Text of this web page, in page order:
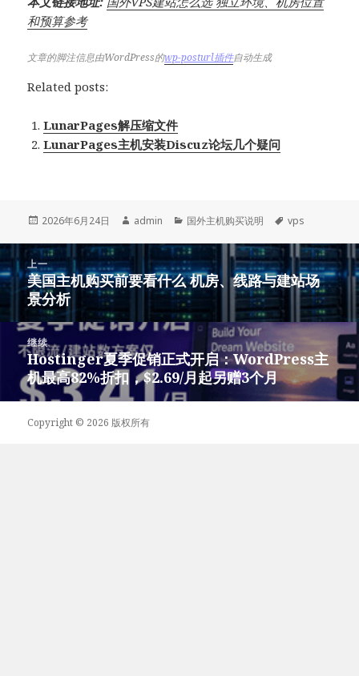
和预算参考
文章的脚注信息由WordPress的wp-posturl插件自动生成
Related posts:
LunarPages解压缩文件
LunarPages主机安装Discuz论坛几个疑问
发
于
2026年6月24日
作
admin
分
国外主机购买说明
标
vps
文
章
导
上一
上
篇
文
章：
美国主机购买前要看什么 机房、线路与建站场
景分析
继续
下
篇
文
章：
Hostinger夏季促销正式开启：WordPress主
机最高82%折扣，$2.69/月起另赠3个月
Copyright © 2026 版权所有